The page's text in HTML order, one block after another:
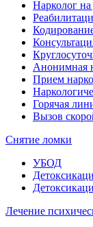
Нарколог
Анонимная
Прием
Горячая
Вызов
Снятие ломки
УБОД
Лечение